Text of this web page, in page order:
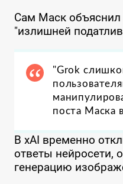
Сам Маск
"излишней
"Grok
поста Маска
В xAI временно
ответы нейросети,
генерацию